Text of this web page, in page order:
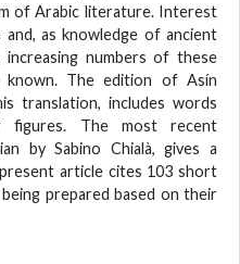
of Arabic literature. Interest
as knowledge of ancient
numbers of these
The edition of Asín
translation, includes words
figures. The most recent
by Sabino Chialà, gives a
article cites 103 short
prepared based on their